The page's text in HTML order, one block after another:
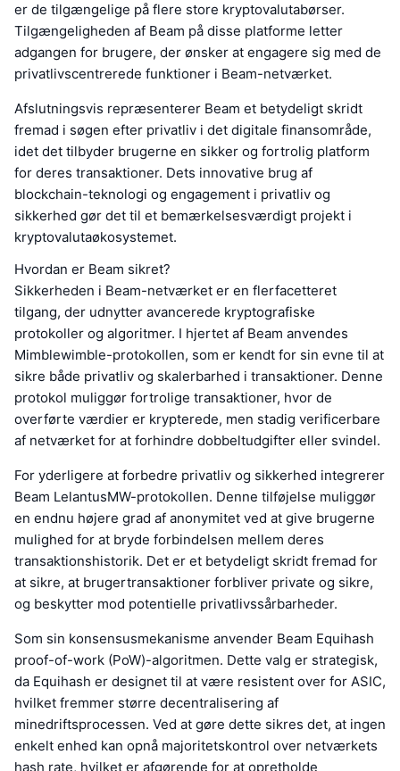
er de tilgængelige på flere store kryptovalutabørser.
Tilgængeligheden af Beam på disse platforme letter
adgangen for brugere, der ønsker at engagere sig med de
privatlivscentrerede funktioner i Beam-netværket.
Afslutningsvis repræsenterer Beam et betydeligt skridt
fremad i søgen efter privatliv i det digitale finansområde,
idet det tilbyder brugerne en sikker og fortrolig platform
for deres transaktioner. Dets innovative brug af
blockchain-teknologi og engagement i privatliv og
sikkerhed gør det til et bemærkelsesværdigt projekt i
kryptovalutaøkosystemet.
Hvordan er Beam sikret?
Sikkerheden i Beam-netværket er en flerfacetteret
tilgang, der udnytter avancerede kryptografiske
protokoller og algoritmer. I hjertet af Beam anvendes
Mimblewimble-protokollen, som er kendt for sin evne til at
sikre både privatliv og skalerbarhed i transaktioner. Denne
protokol muliggør fortrolige transaktioner, hvor de
overførte værdier er krypterede, men stadig verificerbare
af netværket for at forhindre dobbeltudgifter eller svindel.
For yderligere at forbedre privatliv og sikkerhed integrerer
Beam LelantusMW-protokollen. Denne tilføjelse muliggør
en endnu højere grad af anonymitet ved at give brugerne
mulighed for at bryde forbindelsen mellem deres
transaktionshistorik. Det er et betydeligt skridt fremad for
at sikre, at brugertransaktioner forbliver private og sikre,
og beskytter mod potentielle privatlivssårbarheder.
Som sin konsensusmekanisme anvender Beam Equihash
proof-of-work (PoW)-algoritmen. Dette valg er strategisk,
da Equihash er designet til at være resistent over for ASIC,
hvilket fremmer større decentralisering af
minedriftsprocessen. Ved at gøre dette sikres det, at ingen
enkelt enhed kan opnå majoritetskontrol over netværkets
hash rate, hvilket er afgørende for at opretholde